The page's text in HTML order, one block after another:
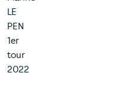
LE
PEN
1er
tour
2022